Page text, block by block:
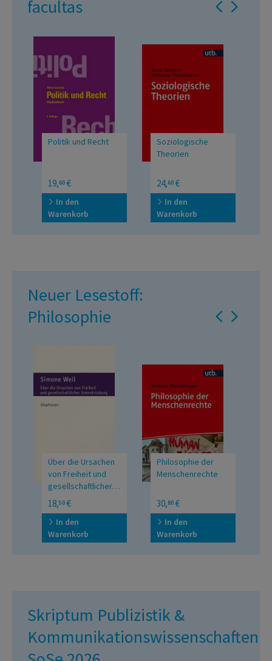
facultas
Politik und Recht
Studienbuch
19,60 €
In den
Warenkorb
Soziologische
Theorien
24,60 €
In den
Warenkorb
Neuer Lesestoff:
Philosophie
Über die Ursachen
von Freiheit und
gesellschaftlicher
Unterdrückung
18,50 €
In den
Warenkorb
Philosophie der
Menschenrechte
30,80 €
In den
Warenkorb
Skriptum Publizistik &
Kommunikationswissenschaften